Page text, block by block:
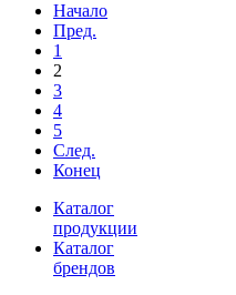
Начало
Пред.
1
2
3
4
5
След.
Конец
Каталог
продукции
Каталог
брендов